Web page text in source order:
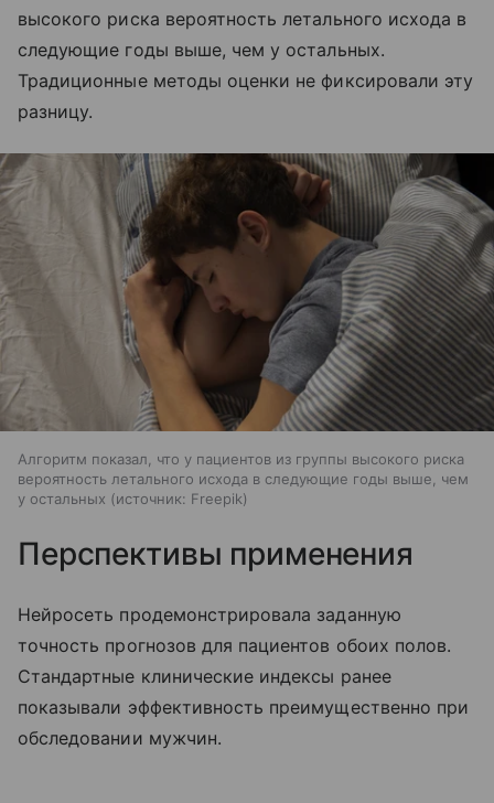
высокого риска вероятность летального исхода в
следующие годы выше, чем у остальных.
Традиционные методы оценки не фиксировали эту
разницу.
Алгоритм показал, что у пациентов из группы высокого риска
вероятность летального исхода в следующие годы выше, чем
у остальных
источник: Freepik
Перспективы применения
Нейросеть продемонстрировала заданную
точность прогнозов для пациентов обоих полов.
Стандартные клинические индексы ранее
показывали эффективность преимущественно при
обследовании мужчин.